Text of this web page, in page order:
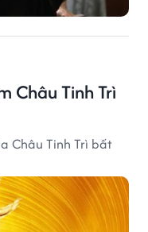
Châu Tinh Trì
Châu Tinh Trì bất